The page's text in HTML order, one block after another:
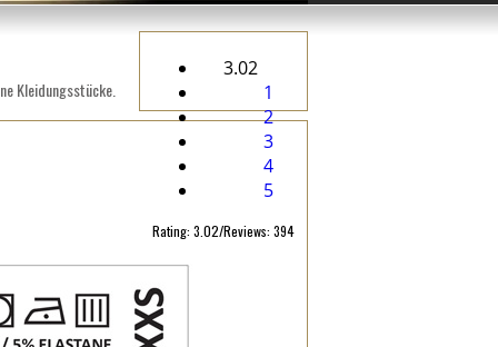
Kleidungsstücke.
3.02
1
2
3
4
5
Rating: 3.02/Reviews: 394